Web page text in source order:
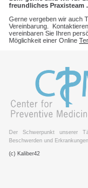
freundliches Praxisteam .
Gerne vergeben wir auch
Vereinbarung.
vereinbaren Sie Ihren
Möglichkeit einer Online
Der Schwerpunkt unserer
Beschwerden und Erkrankungen.
(c) Kaliber42